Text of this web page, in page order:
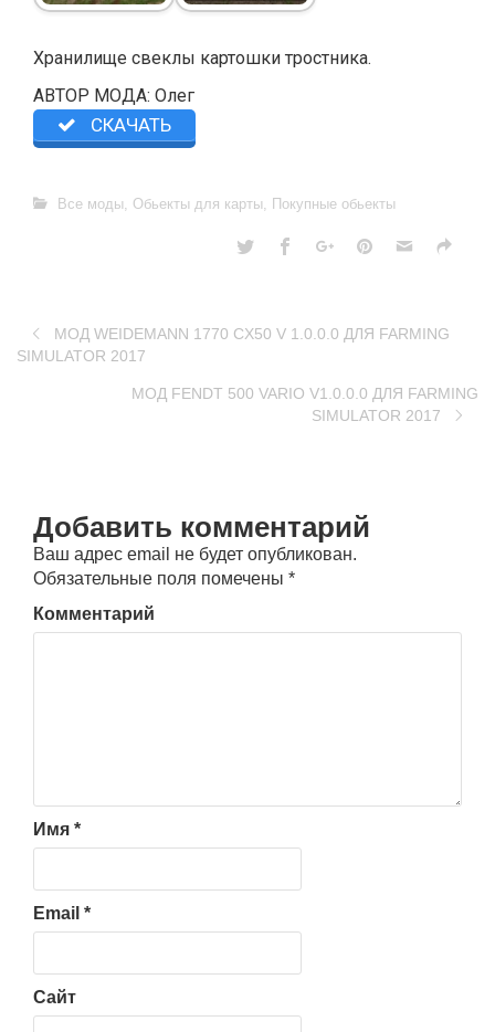
Хранилище свеклы картошки тростника.
АВТОР МОДА: Олег
СКАЧАТЬ
Все моды, Обьекты для карты, Покупные обьекты
МОД WEIDEMANN 1770 CX50 V 1.0.0.0 ДЛЯ FARMING
SIMULATOR 2017
МОД FENDT 500 VARIO V1.0.0.0 ДЛЯ FARMING
SIMULATOR 2017
Добавить комментарий
Ваш адрес email не будет опубликован.
Обязательные поля помечены *
Комментарий
Имя *
Email *
Сайт